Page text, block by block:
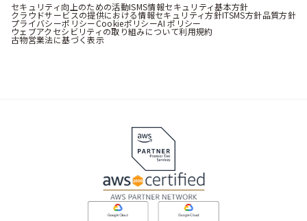
セキュリティ向上のための活動ISMS情報セキュリティ基本方針
クラウドサービスの提供における情報セキュリティ方針ITSMS方針品質方針
プライバシーポリシーCookieポリシーAI ポリシー
ウェブアクセシビリティの取り組みについて利用規約
古物営業法に基づく表示